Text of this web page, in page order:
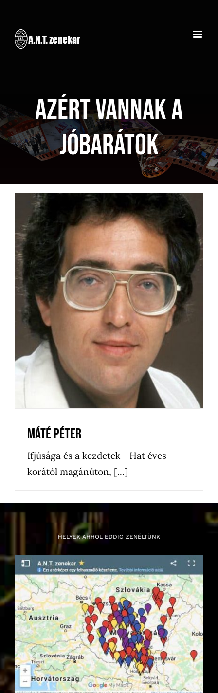
Azért vannak a
jóbarátok
Máté Péter
News Újdonságok
Máté Péter
Ifjúsága és a kezdetek - Hat éves
korától magánúton, [...]
HELYEK AHHOL EDDIG ZENÉLTÜNK